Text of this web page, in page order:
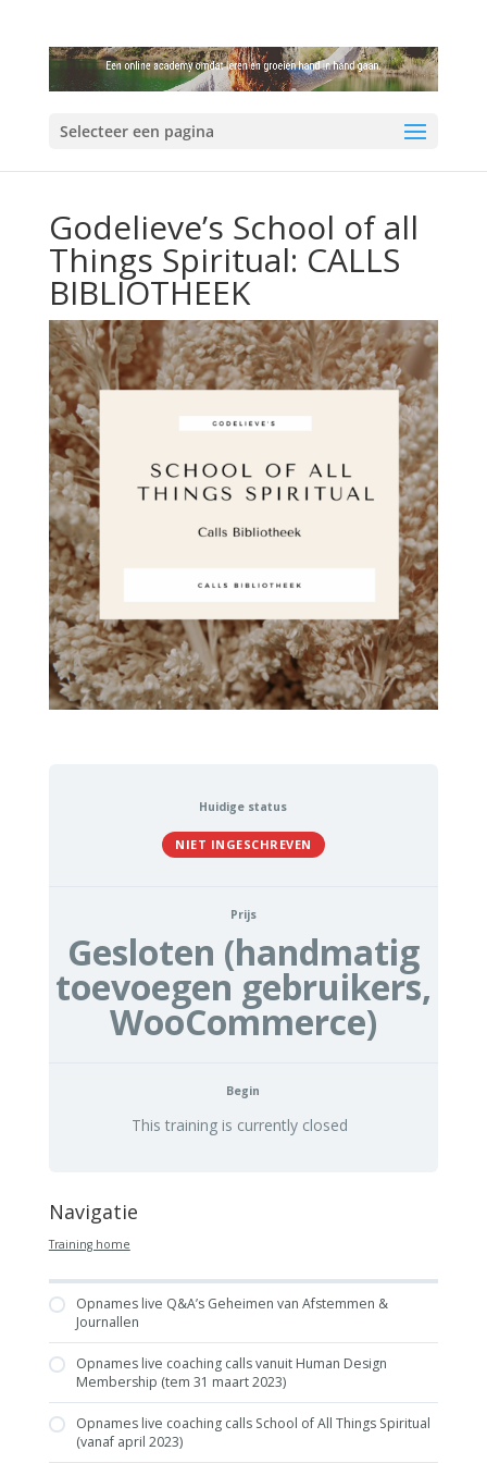
Selecteer een pagina
Godelieve’s School of all
Things Spiritual: CALLS
BIBLIOTHEEK
Huidige status
NIET INGESCHREVEN
Prijs
Gesloten (handmatig
toevoegen gebruikers,
WooCommerce)
Begin
This training is currently closed
Navigatie
Training home
Opnames live Q&A’s Geheimen van Afstemmen &
Journallen
Opnames live coaching calls vanuit Human Design
Membership (tem 31 maart 2023)
Opnames live coaching calls School of All Things Spiritual
(vanaf april 2023)